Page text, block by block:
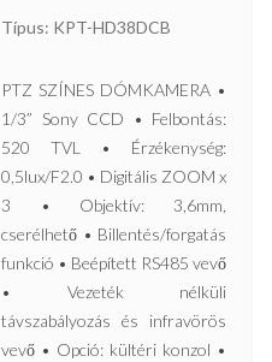
Típus: KPT-HD38DCB
PTZ SZÍNES DÓMKAMERA •
1/3” Sony CCD • Felbontás:
520 TVL • Érzékenység:
0,5lux/F2.0 • Digitális ZOOM x
3 • Objektív: 3,6mm,
cserélhető • Billentés/forgatás
funkció • Beépített RS485 vevő
• Vezeték nélküli
távszabályozás és infravörös
vevő • Opció: kültéri konzol •